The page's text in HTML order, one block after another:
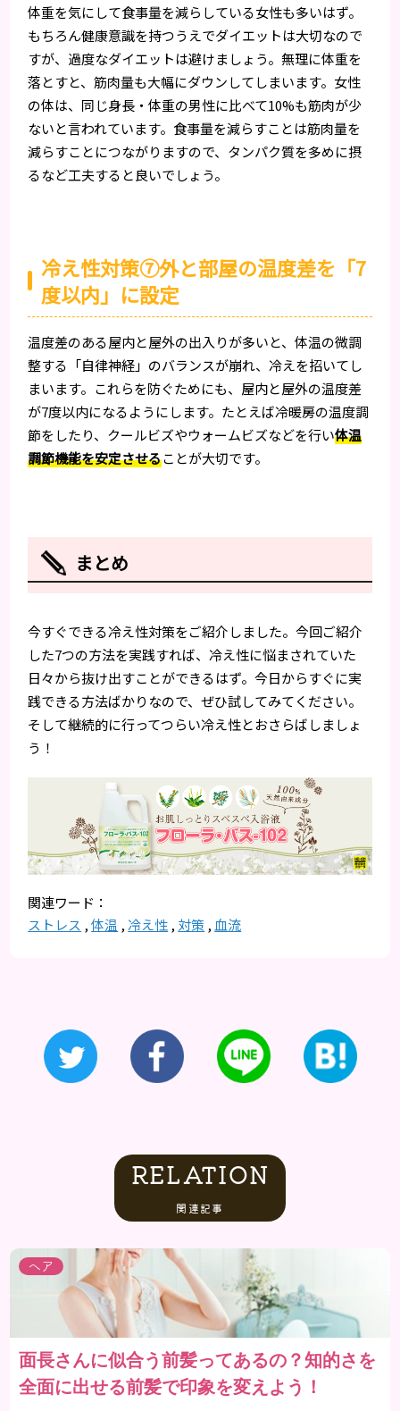
体重を気にして食事量を減らしている女性も多いはず。
もちろん健康意識を持つうえでダイエットは大切なので
すが、過度なダイエットは避けましょう。無理に体重を
落とすと、筋肉量も大幅にダウンしてしまいます。女性
の体は、同じ身長・体重の男性に比べて10%も筋肉が少
ないと言われています。食事量を減らすことは筋肉量を
減らすことにつながりますので、タンパク質を多めに摂
るなど工夫すると良いでしょう。
冷え性対策⑦外と部屋の温度差を「7
度以内」に設定
温度差のある屋内と屋外の出入りが多いと、体温の微調
整する「自律神経」のバランスが崩れ、冷えを招いてし
まいます。これらを防ぐためにも、屋内と屋外の温度差
が7度以内になるようにします。たとえば冷暖房の温度調
節をしたり、クールビズやウォームビズなどを行い体温
調節機能を安定させることが大切です。
まとめ
今すぐできる冷え性対策をご紹介しました。今回ご紹介
した7つの方法を実践すれば、冷え性に悩まされていた
日々から抜け出すことができるはず。今日からすぐに実
践できる方法ばかりなので、ぜひ試してみてください。
そして継続的に行ってつらい冷え性とおさらばしましょ
う！
ストレス ,体温 , 冷え性 , 対策 , 血流
RELATION
関連記事
ヘア
面長さんに似合う前髪ってあるの？知的さを
全面に出せる前髪で印象を変えよう！